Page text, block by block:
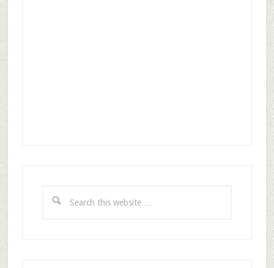
this